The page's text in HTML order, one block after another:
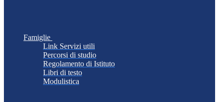
Famiglie
Link Servizi utili
Percorsi di studio
Regolamento di Istituto
Libri di testo
Modulistica